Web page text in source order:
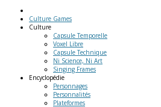
Culture Games
Culture
Capsule Temporelle
Voxel Libre
Capsule Technique
Ni Science, Ni Art
Singing Frames
Encyclopédie
Personnages
Personnalités
Plateformes